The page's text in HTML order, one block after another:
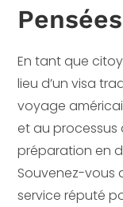
En tant que
lieu d’un visa
voyage
et au processus
préparation en
Souvenez-vous
service réputé